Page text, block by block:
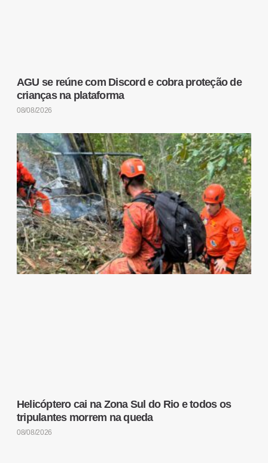
AGU se reúne com Discord e cobra proteção de
crianças na plataforma
08/08/2026
Helicóptero cai na Zona Sul do Rio e todos os
tripulantes morrem na queda
08/08/2026